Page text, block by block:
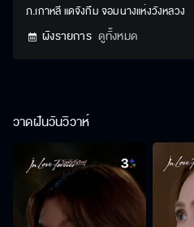
ภ.เกาหลี แดจังกึม จอมนางแห่งวังหลวง
ผังรายการ ดูทั้งหมด
วาดฝันวันวิวาห์